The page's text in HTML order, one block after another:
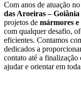
Com anos de atuação
das Aroeiras –
projetos de mármores
com qualquer desafio,
eficientes. Contamos
dedicados a
contato até a finalização
ajudar e orientar em